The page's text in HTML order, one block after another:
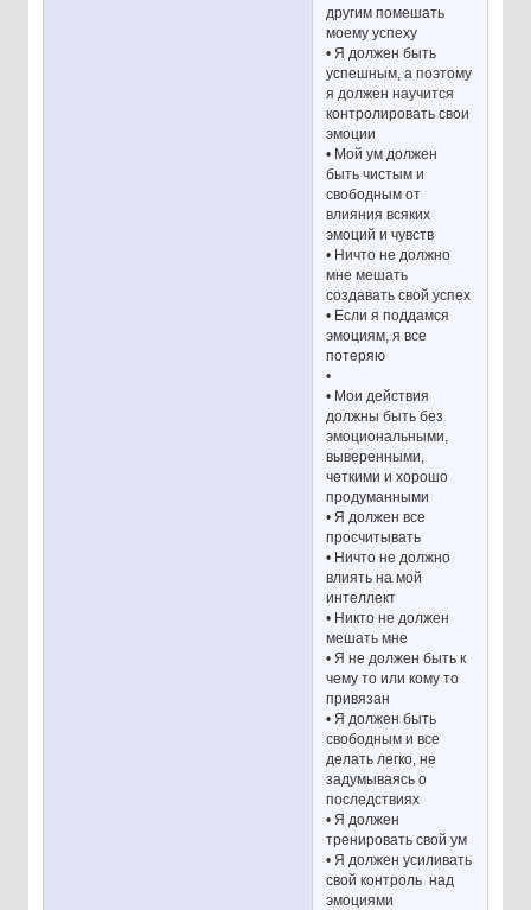
другим помешать
моему успеху
• Я должен быть
успешным, а поэтому
я должен научится
контролировать свои
эмоции
• Мой ум должен
быть чистым и
свободным от
влияния всяких
эмоций и чувств
• Ничто не должно
мне мешать
создавать свой успех
• Если я поддамся
эмоциям, я все
потеряю
•
• Мои действия
должны быть без
эмоциональными,
выверенными,
четкими и хорошо
продуманными
• Я должен все
просчитывать
• Ничто не должно
влиять на мой
интеллект
• Никто не должен
мешать мне
• Я не должен быть к
чему то или кому то
привязан
• Я должен быть
свободным и все
делать легко, не
задумываясь о
последствиях
• Я должен
тренировать свой ум
• Я должен усиливать
свой контроль над
эмоциями